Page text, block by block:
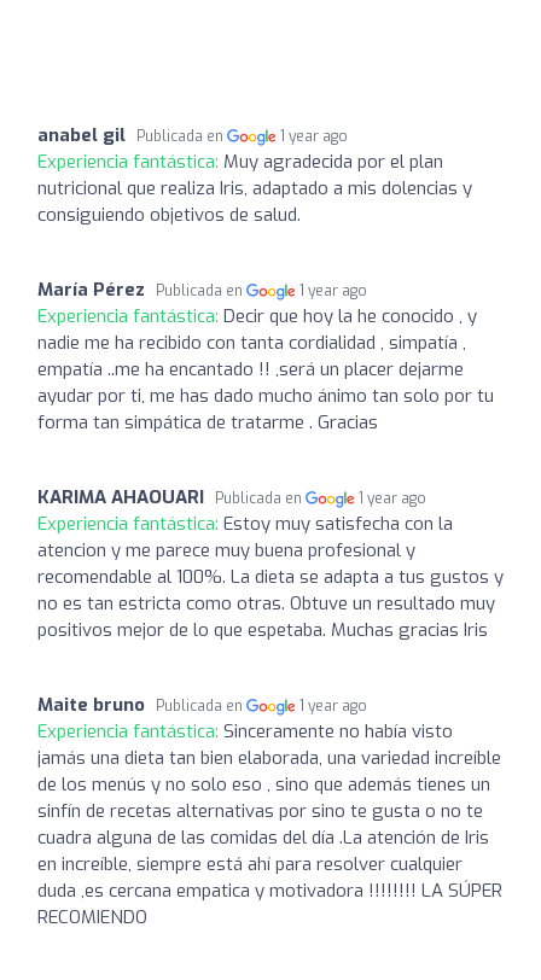
anabel gil Publicada en 1 year ago
Experiencia fantástica: Muy agradecida por el plan
nutricional que realiza Iris, adaptado a mis dolencias y
consiguiendo objetivos de salud.
María Pérez Publicada en 1 year ago
Experiencia fantástica: Decir que hoy la he conocido , y
nadie me ha recibido con tanta cordialidad , simpatía ,
empatía ..me ha encantado !! ,será un placer dejarme
ayudar por ti, me has dado mucho ánimo tan solo por tu
forma tan simpática de tratarme . Gracias
KARIMA AHAOUARI Publicada en 1 year ago
Experiencia fantástica: Estoy muy satisfecha con la
atencion y me parece muy buena profesional y
recomendable al 100%. La dieta se adapta a tus gustos y
no es tan estricta como otras. Obtuve un resultado muy
positivos mejor de lo que espetaba. Muchas gracias Iris
Maite bruno Publicada en 1 year ago
Experiencia fantástica: Sinceramente no había visto
jamás una dieta tan bien elaborada, una variedad increíble
de los menús y no solo eso , sino que además tienes un
sinfín de recetas alternativas por sino te gusta o no te
cuadra alguna de las comidas del día .La atención de Iris
en increíble, siempre está ahí para resolver cualquier
duda ,es cercana empatica y motivadora !!!!!!!! LA SÚPER
RECOMIENDO